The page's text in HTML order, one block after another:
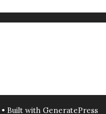
• Built with GeneratePress